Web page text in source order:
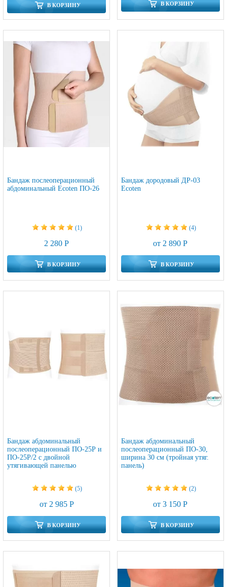
В КОРЗИНУ В КОРЗИНУ
Бандаж послеоперационный
абдоминальный Ecoten ПО-26
(1)
2 280 Р
В КОРЗИНУ
Бандаж дородовый ДР-03
Ecoten
(4)
от 2 890 Р
В КОРЗИНУ
Бандаж абдоминальный
послеоперационный ПО-25Р и
ПО-25Р/2 с двойной
утягивающей панелью
(5)
от 2 985 Р
В КОРЗИНУ
Бандаж абдоминальный
послеоперационный ПО-30,
ширина 30 см (тройная утяг.
панель)
(2)
от 3 150 Р
В КОРЗИНУ